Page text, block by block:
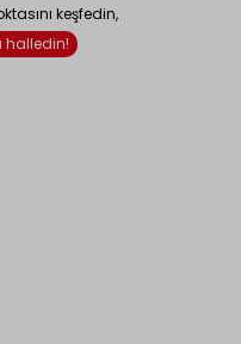
keşfedin,
halledin!